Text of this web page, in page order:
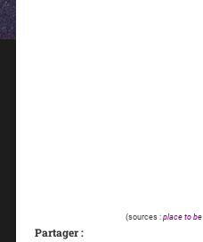
(sources : place to be
Partager :